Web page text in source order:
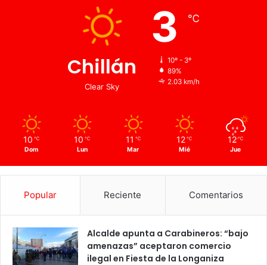
Chillán
Clear Sky
3 ℃
10º - 3º
89%
2.03 km/h
10 ℃
Dom
10 ℃
Lun
11 ℃
Mar
12 ℃
Mié
12 ℃
Jue
Popular Reciente Comentarios
Alcalde apunta a Carabineros: “bajo
amenazas” aceptaron comercio
ilegal en Fiesta de la Longaniza